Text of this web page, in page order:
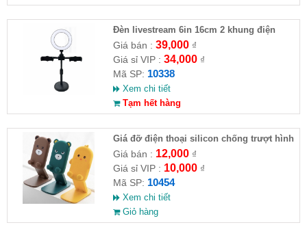
Đèn livestream 6in 16cm 2 khung điện
thoại
Giá bán : 39,000₫
Giá sỉ VIP : 34,000₫
Mã SP: 10338
Xem chi tiết
Tạm hết hàng
Giá đỡ điện thoại silicon chống trượt hình
thú
Giá bán : 12,000₫
Giá sỉ VIP : 10,000₫
Mã SP: 10454
Xem chi tiết
Giỏ hàng